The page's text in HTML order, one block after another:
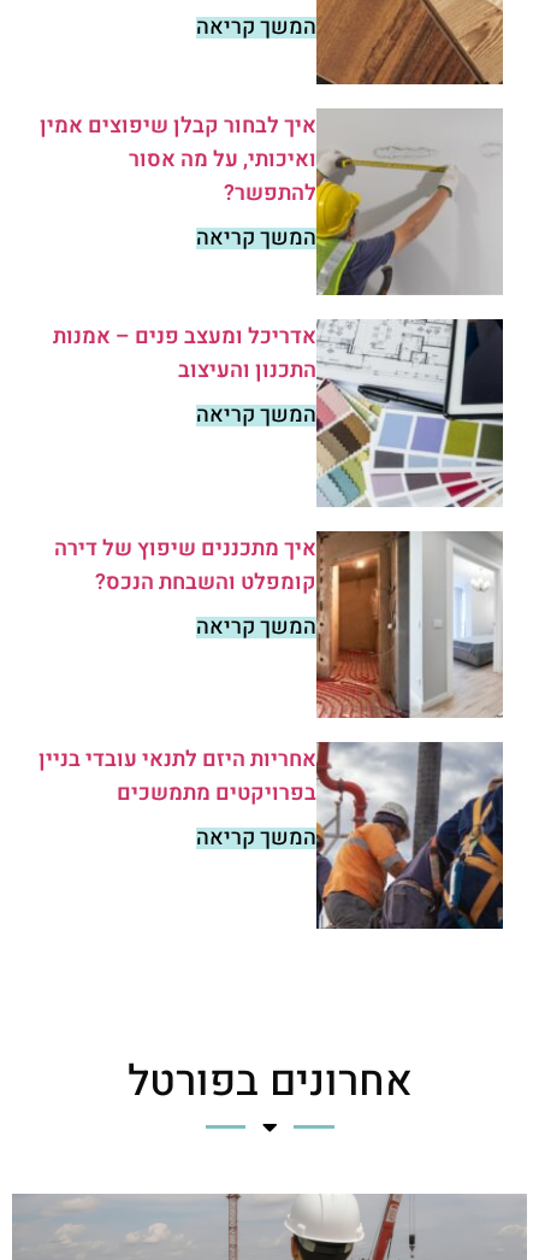
המשך קריאה
איך לבחור קבלן שיפוצים אמין
ואיכותי, על מה אסור
להתפשר?
המשך קריאה
אדריכל ומעצב פנים – אמנות
התכנון והעיצוב
המשך קריאה
איך מתכננים שיפוץ של דירה
קומפלט והשבחת הנכס?
המשך קריאה
אחריות היזם לתנאי עובדי בניין
בפרויקטים מתמשכים
המשך קריאה
אחרונים בפורטל